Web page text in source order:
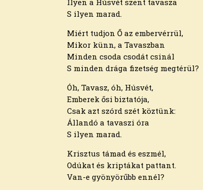
S ilyen marad.
Miért tudjon Ő az embervérrül,
Mikor künn, a Tavaszban
Minden csoda csodát csinál
S minden drága fizetség megtérül?
Óh, Tavasz, óh, Húsvét,
Emberek ősi biztatója,
Csak azt szórd szét köztünk:
Állandó a tavaszi óra
S ilyen marad.
Krisztus támad és eszmél,
Odúkat és kriptákat pattant.
Van-e gyönyörűbb ennél?
2021. március
2021. január
2020. december
2020. november
2020. október
2020. augusztus
2020. július
2020. június
2020. május
2020. április
2020. március
2020. február
2020. január